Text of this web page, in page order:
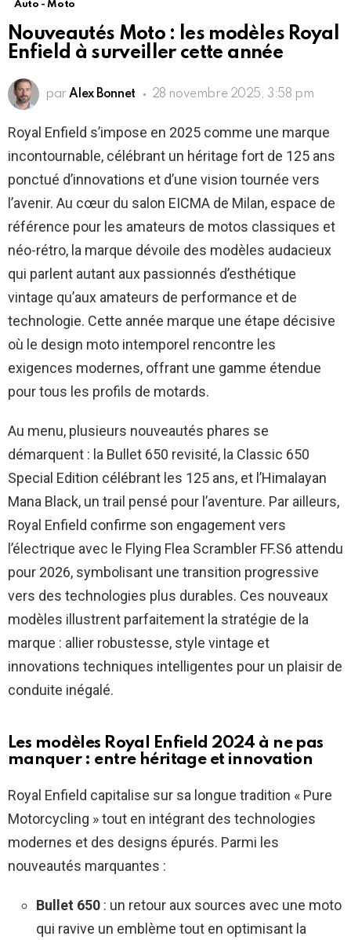
Auto - Moto
Nouveautés Moto : les modèles Royal
Enfield à surveiller cette année
par Alex Bonnet 28 novembre 2025, 3:58 pm
Royal Enfield s’impose en 2025 comme une marque
incontournable, célébrant un héritage fort de 125 ans
ponctué d’innovations et d’une vision tournée vers
l’avenir. Au cœur du salon EICMA de Milan, espace de
référence pour les amateurs de motos classiques et
néo-rétro, la marque dévoile des modèles audacieux
qui parlent autant aux passionnés d’esthétique
vintage qu’aux amateurs de performance et de
technologie. Cette année marque une étape décisive
où le design moto intemporel rencontre les
exigences modernes, offrant une gamme étendue
pour tous les profils de motards.
Au menu, plusieurs nouveautés phares se
démarquent : la Bullet 650 revisité, la Classic 650
Special Edition célébrant les 125 ans, et l’Himalayan
Mana Black, un trail pensé pour l’aventure. Par ailleurs,
Royal Enfield confirme son engagement vers
l’électrique avec le Flying Flea Scrambler FF.S6 attendu
pour 2026, symbolisant une transition progressive
vers des technologies plus durables. Ces nouveaux
modèles illustrent parfaitement la stratégie de la
marque : allier robustesse, style vintage et
innovations techniques intelligentes pour un plaisir de
conduite inégalé.
Les modèles Royal Enfield 2024 à ne pas
manquer : entre héritage et innovation
Royal Enfield capitalise sur sa longue tradition « Pure
Motorcycling » tout en intégrant des technologies
modernes et des designs épurés. Parmi les
nouveautés marquantes :
Bullet 650 : un retour aux sources avec une moto
qui ravive un emblème tout en optimisant la